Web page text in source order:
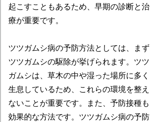
起こすこともあるため、早期の診断と治
療が重要です。
ツツガムシ病の予防方法としては、まず
ツツガムシの駆除が挙げられます。ツツ
ガムシは、草木の中や湿った場所に多く
生息しているため、これらの環境を整え
ないことが重要です。また、予防接種も
効果的な方法です。ツツガムシ病の予防